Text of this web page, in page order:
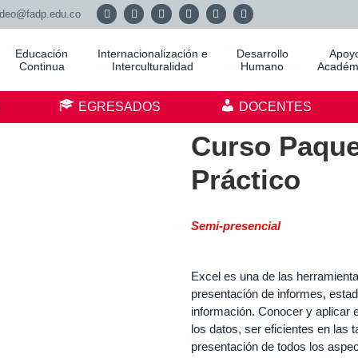
Educación
Continua
Internacionalización e
Interculturalidad
Desarrollo
Humano
EGRESADOS DOCENTES
Curso
Práctico
Semi-presencial
Excel es una de las
presentación de informes,
información. Conocer y aplicar
los datos, ser eficientes en las
presentación de todos los